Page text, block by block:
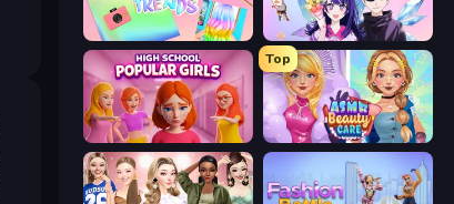
Holographic Trends Anime Couple: Avatar Maker
Top
ASMR Beauty Care